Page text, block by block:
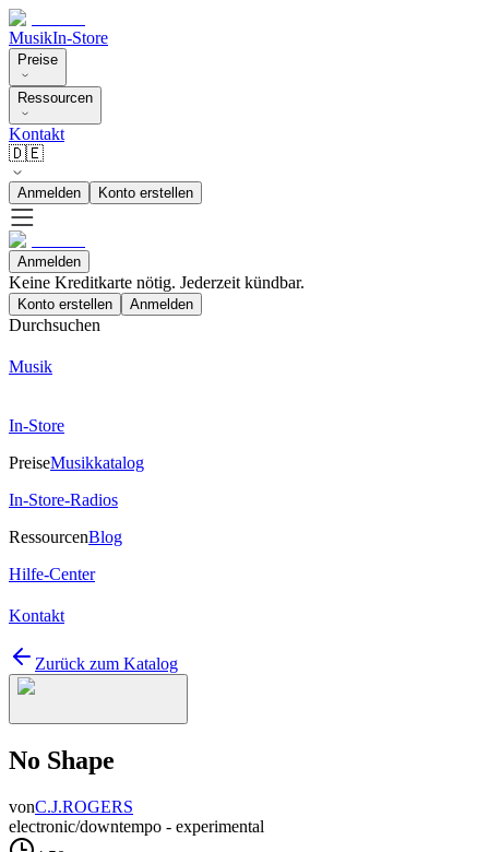
MusikIn-Store
Preise
Ressourcen
Kontakt
🇩🇪
Anmelden Konto erstellen
Anmelden
Keine Kreditkarte nötig. Jederzeit kündbar.
Konto erstellen Anmelden
Durchsuchen
Musik
In-Store
PreiseMusikkatalog
In-Store-Radios
RessourcenBlog
Hilfe-Center
Kontakt
Zurück zum Katalog
No Shape
vonC.J.ROGERS
electronic/downtempo - experimental